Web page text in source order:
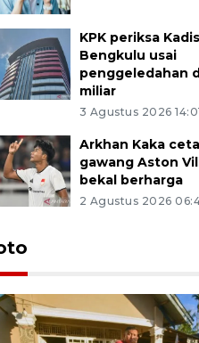
KPK periksa
Bengkulu usai
penggeledahan
miliar
3 Agustus 2026
Arkhan Kaka
gawang Aston
bekal berharga
2 Agustus 2026